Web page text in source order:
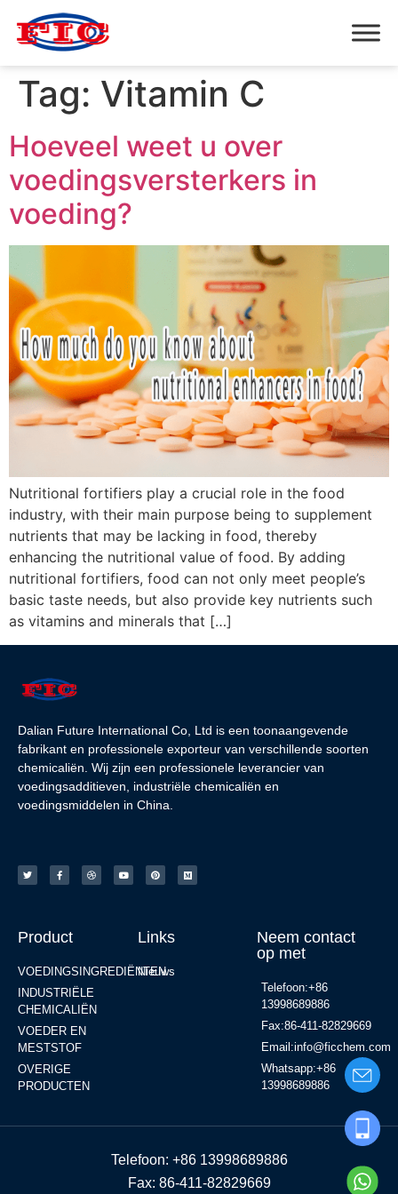
Tag: Vitamin C
Hoeveel weet u over
voedingsversterkers in
voeding?
Nutritional fortifiers play a crucial role in the food
industry, with their main purpose being to supplement
nutrients that may be lacking in food, thereby
enhancing the nutritional value of food. By adding
nutritional fortifiers, food can not only meet people’s
basic taste needs, but also provide key nutrients such
as vitamins and minerals that […]
Dalian Future International Co, Ltd is een toonaangevende
fabrikant en professionele exporteur van verschillende soorten
chemicaliën. Wij zijn een professionele leverancier van
voedingsadditieven, industriële chemicaliën en
voedingsmiddelen in China.
Product
VOEDINGSINGREDIËNTEN
INDUSTRIËLE
CHEMICALIËN
VOEDER EN
MESTSTOF
OVERIGE
PRODUCTEN
Links
Nieuws
Neem contact
op met
Telefoon:+86
13998689886
Fax:86-411-82829669
Email:info@ficchem.com
Whatsapp:+86
13998689886
Telefoon: +86 13998689886
Fax: 86-411-82829669